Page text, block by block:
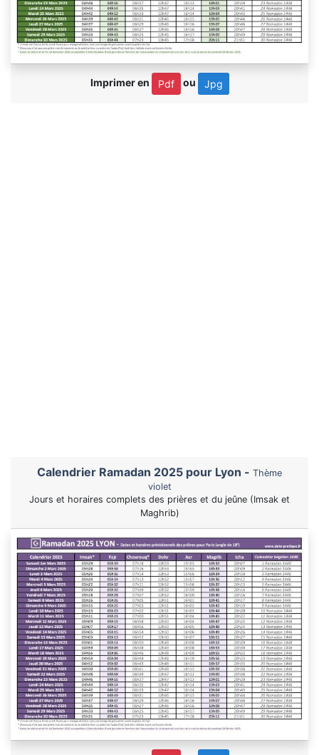
Imprimer en Pdf ou Jpg
Calendrier Ramadan 2025 pour Lyon - Thème
violet
Jours et horaires complets des prières et du jeûne (Imsak et
Maghrib)